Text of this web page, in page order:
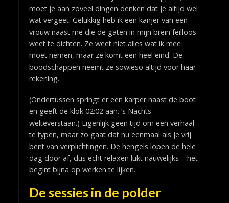
moet je aan zoveel dingen denken dat je altijd wel
wat vergeet. Gelukkig heb ik een kanjer van een
vrouw naast me die de gaten in mijn brein feilloos
weet te dichten. Ze weet niet alles wat ik mee
moet nemen, maar ze komt een heel eind. De
boodschappen neemt ze sowieso altijd voor haar
rekening.
(Ondertussen springt er een karper naast de boot
en geeft de klok 02:02 aan. ’s Nachts
welteverstaan.) Eigenlijk geen tijd om een verhaal
te typen, maar zo gaat dat nu eenmaal als je vrij
bent van verplichtingen. De hengels lopen de hele
dag door af, dus echt relaxen lukt nauwelijks – het
begint bijna op werken te lijken.
De sessies in de polder